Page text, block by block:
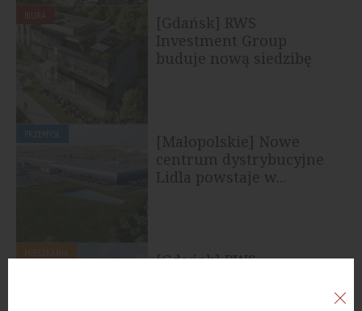
[Gdańsk] RWS
Investment Group
buduje nową siedzibę
[Małopolskie] Nowe
centrum dystrybucyjne
Lidla powstaje w...
[Gdańsk] RWS